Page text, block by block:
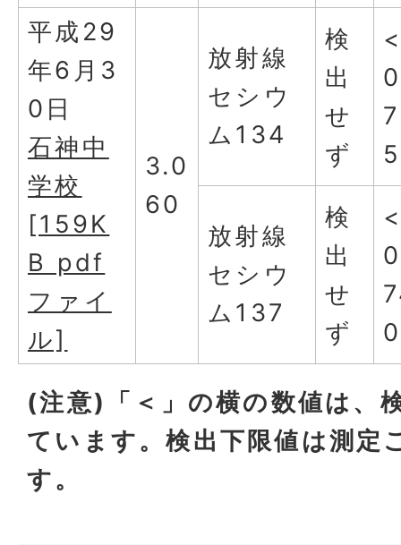
平成29
年6月3
0日
石神中
学校
[159K
B pdf
ファイ
ル]
3.0
60
放射線
セシウ
ム134
検
出
せ
ず
5
放射線
セシウ
ム137
検
出
せ
ず
0
(注意)「＜」の横の数値は、
ています。検出下限値は測定
す。